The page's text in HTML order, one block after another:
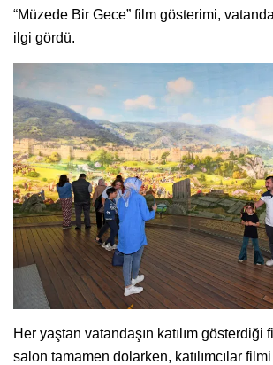
“Müzede Bir Gece” film gösterimi,
ilgi gördü.
Her yaştan vatandaşın katılım gösterdiği
salon tamamen dolarken, katılımcılar